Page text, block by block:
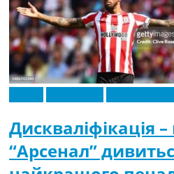
Дискваліфікація
“Арсенал”